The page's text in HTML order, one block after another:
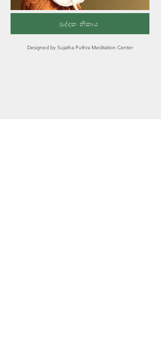
ඛුද්දක නිකාය
Designed by Sujatha Puthra Meditation Center